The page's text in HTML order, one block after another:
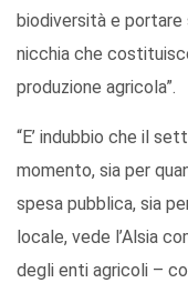
biodiversità e
nicchia che
produzione agricola”.
“E’ indubbio che il
momento, sia per
spesa pubblica, sia
locale, vede l’Alsia
degli enti agricoli –